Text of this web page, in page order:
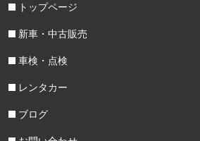
トップページ
新車・中古販売
車検・点検
レンタカー
ブログ